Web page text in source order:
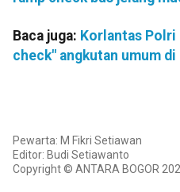
Baca juga: Korlantas Polri
check" angkutan umum
Pewarta: M Fikri Setiawan
Editor: Budi Setiawanto
Copyright © ANTARA BOGOR